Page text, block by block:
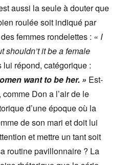
aussi la seule à douter que
roulée soit indiqué par
femmes rondelettes : « I
shouldn’t it be a female
répond, catégorique :
want to be her. » Est-
Don a l’air de le
d’une époque où la
de son mari et doit lui
et mettre un tant soit
routine pavillonnaire ? La